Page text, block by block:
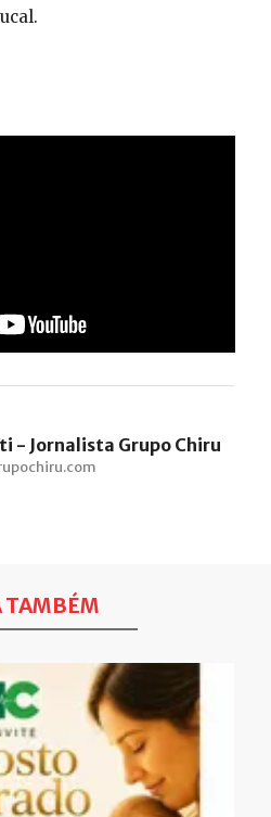
- Jornalista Grupo Chiru
TAMBÉM